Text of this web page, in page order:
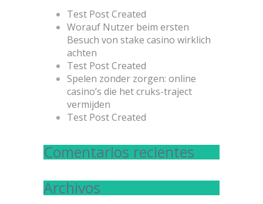
Test Post Created
Worauf Nutzer beim ersten
Besuch von stake casino wirklich
achten
Test Post Created
Spelen zonder zorgen: online
casino’s die het cruks-traject
vermijden
Test Post Created
Comentarios recientes
Archivos